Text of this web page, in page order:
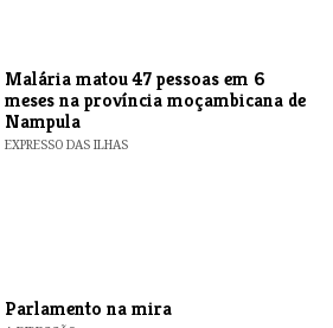
​Malária matou 47 pessoas em 6
meses na província moçambicana de
Nampula
EXPRESSO DAS ILHAS
Parlamento na mira